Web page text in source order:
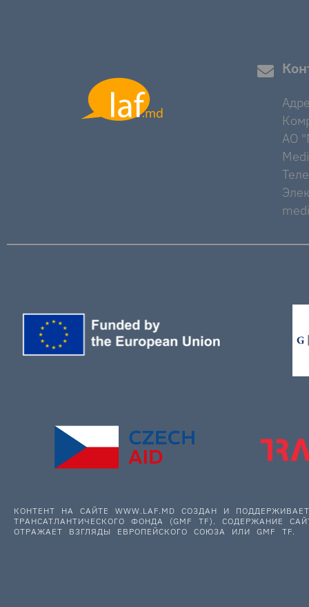
AO
КОНТЕНТ НА САЙТЕ WWW.LAF.MD СОЗДАН И
ТРАНСАТЛАНТИЧЕСКОГО ФОНДА (GMF TF). СОДЕРЖАНИЕ
ОТРАЖАЕТ ВЗГЛЯДЫ ЕВРОПЕЙСКОГО СОЮЗА ИЛИ GMF TF.